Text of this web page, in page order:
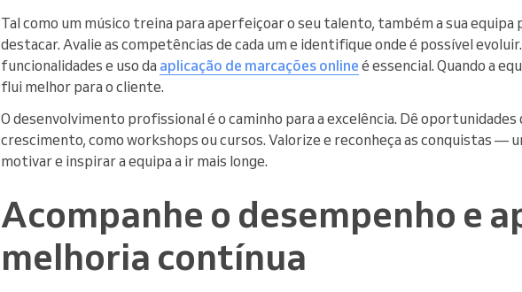
Tal como um músico treina para aperfeiçoar o seu talento, também a sua equipa
destacar. Avalie as competências de cada um e identifique onde é possível
funcionalidades e uso da aplicação de marcações online é essencial. Quando a
flui melhor para o cliente.
O desenvolvimento profissional é o caminho para a excelência. Dê oportunidades
crescimento, como workshops ou cursos. Valorize e reconheça as conquistas —
motivar e inspirar a equipa a ir mais longe.
Acompanhe o desempenho e
melhoria contínua